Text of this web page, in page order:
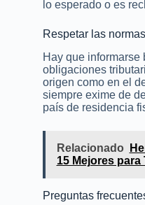
lo esperado o es
Respetar las
Hay que informarse
obligaciones
origen como en el
siempre exime de
país de residencia
Relacionado
15 Mejores
Preguntas